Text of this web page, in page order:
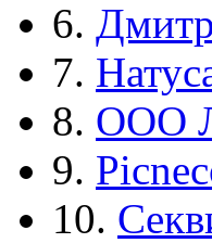
6.
7.
8. ООО
9.
10.